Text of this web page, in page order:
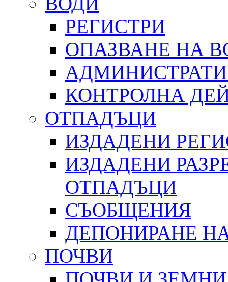
РЕГИСТРИ
ОПАЗВАНЕ НА
КОНТРОЛНА
ОТПАДЪЦИ
ИЗДАДЕНИ
ИЗДАДЕНИ
ОТПАДЪЦИ
СЪОБЩЕНИЯ
ДЕПОНИРАНЕ
ПОЧВИ